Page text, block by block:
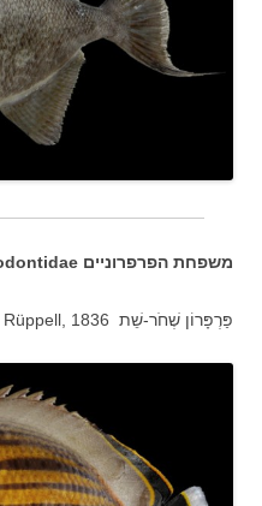
משפחת הפרפרוניים Chaetodontidae
פַּרְפָּרוֹן שְׁחֹר-שֵׁת Rüppell, 1836